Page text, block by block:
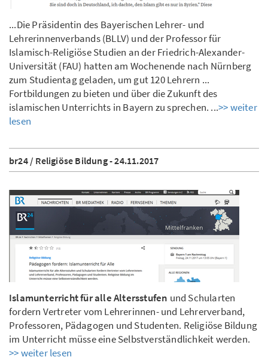
...Die Präsidentin des Bayerischen Lehrer- und
Lehrerinnenverbands (BLLV) und der Professor für
Islamisch-Religiöse Studien an der Friedrich-Alexander-
Universität (FAU) hatten am Wochenende nach Nürnberg
zum Studientag geladen, um gut 120 Lehrern ...
Fortbildungen zu bieten und über die Zukunft des
islamischen Unterrichts in Bayern zu sprechen. ...>> weiter
lesen
br24 / Religiöse Bildung - 24.11.2017
Islamunterricht für alle Altersstufen und Schularten
fordern Vertreter vom Lehrerinnen- und Lehrerverband,
Professoren, Pädagogen und Studenten. Religiöse Bildung
im Unterricht müsse eine Selbstverständlichkeit werden.
>> weiter lesen